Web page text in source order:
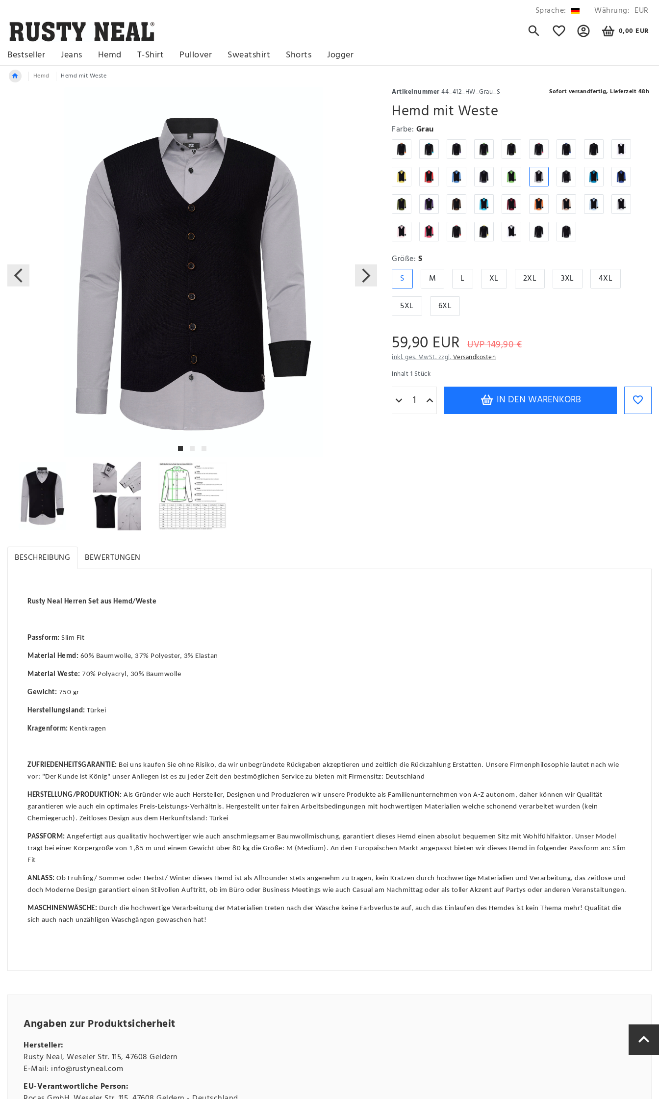
Sprache: Währung: EUR
0,00 EUR
Bestseller Jeans Hemd T-Shirt Pullover Sweatshirt Shorts Jogger
Hemd Hemd mit Weste
Artikelnummer44_412_HW_Grau_S Sofort versandfertig, Lieferzeit 48h
Hemd mit Weste
Farbe: Grau
Größe: S
S
M L XL 2XL 3XL 4XL
5XL 6XL
59,90 EUR UVP 149,90 €
inkl. ges. MwSt. zzgl.Versandkosten
Inhalt1 Stück
IN DEN WARENKORB
BESCHREIBUNG BEWERTUNGEN
Rusty Neal Herren Set aus Hemd/Weste
Passform: Slim Fit
Material Hemd: 60% Baumwolle, 37% Polyester, 3% Elastan
Material Weste: 70% Polyacryl, 30% Baumwolle
Gewicht: 750 gr
Herstellungsland: Türkei
Kragenform: Kentkragen
ZUFRIEDENHEITSGARANTIE: Bei uns kaufen Sie ohne Risiko, da wir unbegründete Rückgaben akzeptieren und zeitlich die Rückzahlung Erstatten. Unsere Firmenphilosophie lautet nach wie
vor: "Der Kunde ist König" unser Anliegen ist es zu jeder Zeit den bestmöglichen Service zu bieten mit Firmensitz: Deutschland
HERSTELLUNG/PRODUKTION: Als Gründer wie auch Hersteller, Designen und Produzieren wir unsere Produkte als Familienunternehmen von A-Z autonom, daher können wir Qualität
garantieren wie auch ein optimales Preis-Leistungs-Verhältnis. Hergestellt unter fairen Arbeitsbedingungen mit hochwertigen Materialien welche schonend verarbeitet wurden (kein
Chemiegeruch). Zeitloses Design aus dem Herkunftsland: Türkei
PASSFORM: Angefertigt aus qualitativ hochwertiger wie auch anschmiegsamer Baumwollmischung, garantiert dieses Hemd einen absolut bequemen Sitz mit Wohlfühlfaktor. Unser Model
trägt bei einer Körpergröße von 1,85 m und einem Gewicht über 80 kg die Größe: M (Medium). An den Europäischen Markt angepasst bieten wir dieses Hemd in folgender Passform an: Slim
Fit
ANLASS: Ob Frühling/ Sommer oder Herbst/ Winter dieses Hemd ist als Allrounder stets angenehm zu tragen, kein Kratzen durch hochwertige Materialien und Verarbeitung, das zeitlose und
doch Moderne Design garantiert einen Stilvollen Auftritt, ob im Büro oder Business Meetings wie auch Casual am Nachmittag oder als toller Akzent auf Partys oder anderen Veranstaltungen.
MASCHINENWÄSCHE: Durch die hochwertige Verarbeitung der Materialien treten nach der Wäsche keine Farbverluste auf, auch das Einlaufen des Hemdes ist kein Thema mehr! Qualität die
sich auch nach unzähligen Waschgängen gewaschen hat!
Angaben zur Produktsicherheit
Hersteller:
Rusty Neal Weseler Str.115 47608 Geldern
E-Mail: info@rustyneal.com
EU-Verantwortliche Person: